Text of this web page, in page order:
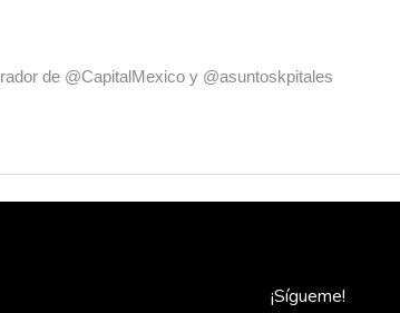
de @CapitalMexico y @asuntoskpitales
¡Sígueme!